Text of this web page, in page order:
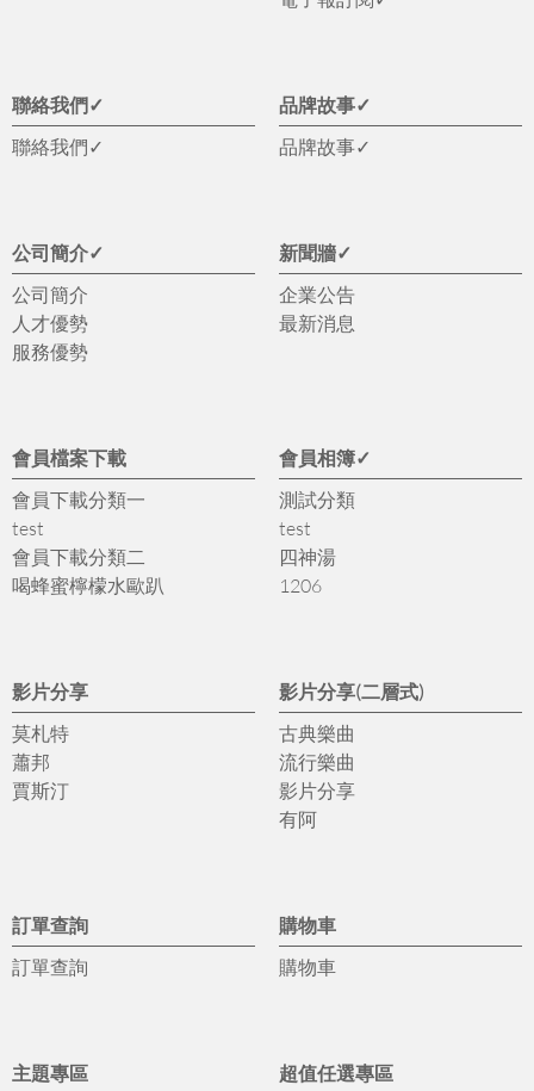
聯絡我們✓
聯絡我們✓
品牌故事✓
品牌故事✓
公司簡介✓
公司簡介
人才優勢
服務優勢
新聞牆✓
企業公告
最新消息
會員檔案下載
會員下載分類一
test
會員下載分類二
喝蜂蜜檸檬水歐趴
會員相簿✓
測試分類
test
四神湯
1206
影片分享
莫札特
蕭邦
賈斯汀
影片分享(二層式)
古典樂曲
流行樂曲
影片分享
有阿
訂單查詢
訂單查詢
購物車
購物車
主題專區
超值任選專區